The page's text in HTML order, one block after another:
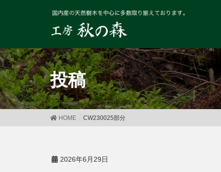
投稿
HOME CW230025部分
2026年6月29日